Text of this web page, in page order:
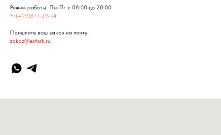
Режим работы: Пн-Пт с 08:00 до 20:00
+7(499)877-39-94
Пришлите ваш заказ на почту:
zakaz@exfork.ru